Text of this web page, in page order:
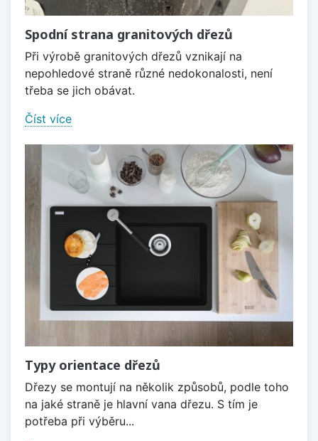
Spodní strana granitových dřezů
Při výrobě granitových dřezů vznikají na
nepohledové straně různé nedokonalosti, není
třeba se jich obávat.
Číst více
Typy orientace dřezů
Dřezy se montují na několik způsobů, podle toho
na jaké straně je hlavní vana dřezu. S tím je
potřeba při výběru...